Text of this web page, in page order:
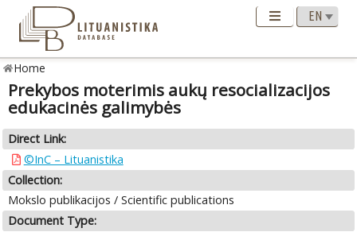
Home
Prekybos moterimis aukų resocializacijos
edukacinės galimybės
Direct Link:
©InC – Lituanistika
Collection:
Mokslo publikacijos / Scientific publications
Document Type: